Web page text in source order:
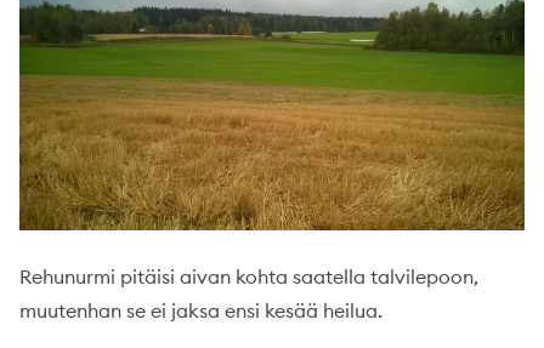
Rehunurmi pitäisi aivan kohta saatella talvilepoon,
muutenhan se ei jaksa ensi kesää heilua.